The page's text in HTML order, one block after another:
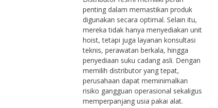
penting dalam memastikan produk
digunakan secara optimal. Selain itu,
mereka tidak hanya menyediakan unit
hoist, tetapi juga layanan konsultasi
teknis, perawatan berkala, hingga
penyediaan suku cadang asli. Dengan
memilih distributor yang tepat,
perusahaan dapat meminimalkan
risiko gangguan operasional sekaligus
memperpanjang usia pakai alat.